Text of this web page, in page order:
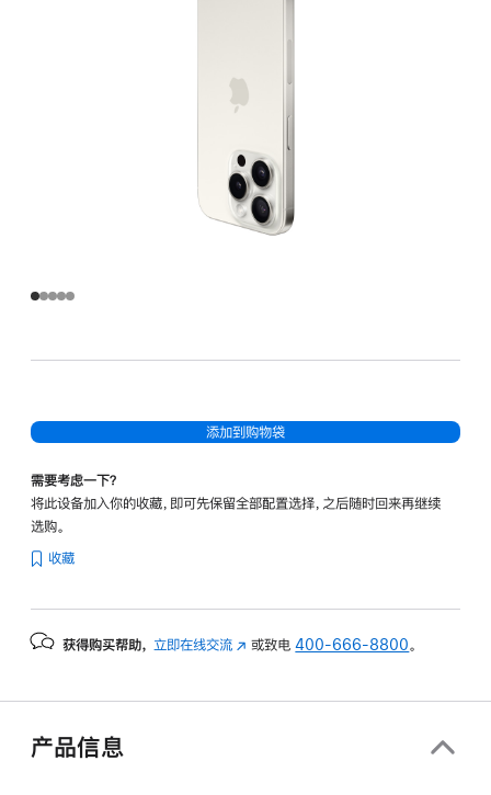
添加到购物袋
需要考虑一下？
将此设备加入你的收藏，即可先保留全部配置选择，之后随时回来再继续
选购。
收藏
获得购买帮助， 立即在线交流 (在 或致电400-666-8800。
产品信息